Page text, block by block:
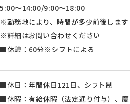
5:00～14:00/9:00～18:00
※勤務地により、時間が多少前後します
※詳細はお問い合わせください
■休憩：60分※シフトによる
■休日：年間休日121日、シフト制
■休暇：有給休暇（法定通り付与）、